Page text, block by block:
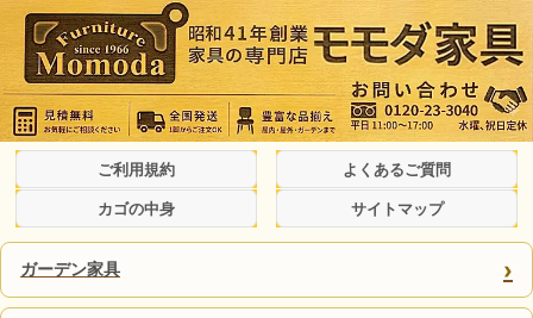
ご利用規約 よくあるご質問
カゴの中身 サイトマップ
ガーデン家具 ›